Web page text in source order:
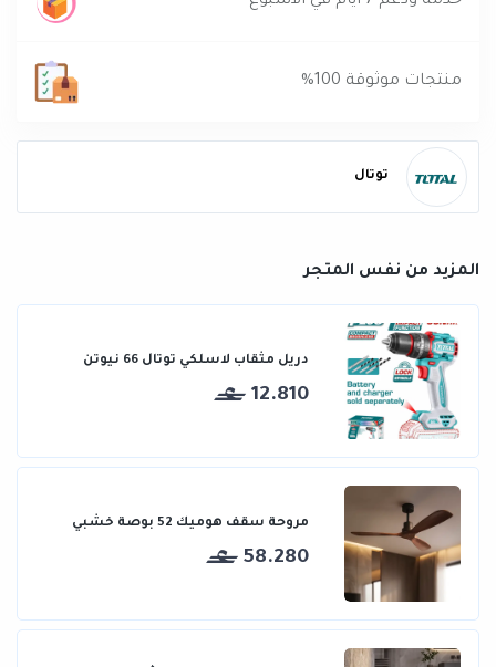
منتجات موثوقة 100%
توتال
المزيد من نفس المتجر
دريل مثقاب لاسلكي توتال 66 نيوتن
12.810
مروحة سقف هوميك 52 بوصة خشبي
58.280